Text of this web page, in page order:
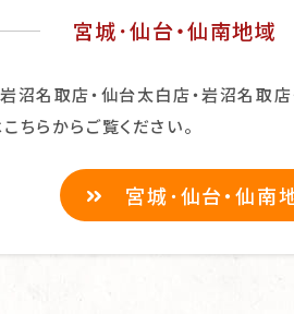
宮城･仙台・仙南地域
沼名取店・仙台太白店・岩沼名取
ちらからご覧ください。
宮城･仙台・仙南